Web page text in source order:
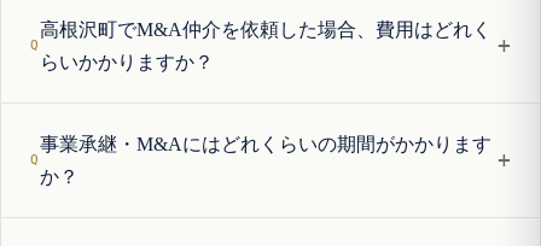
高根沢町でM&A仲介を依頼した場合、費用はどれく
らいかかりますか？
+
事業承継・M&Aにはどれくらいの期間がかかります
か？
+